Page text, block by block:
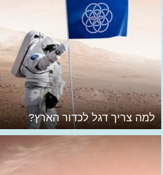
למה צריך דגל לכדור הארץ?